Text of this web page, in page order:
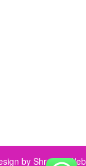
by Shreeya Web